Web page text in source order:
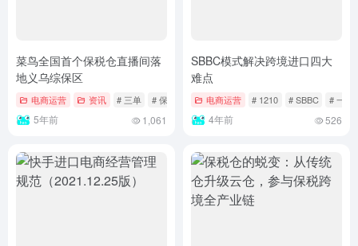
菜鸟全国首个保税仓直播间落
地义乌综保区
电商运营 资讯 # 三单 # 保税仓 # 保税仓直播
5年前 1,061
SBBC模式解决跨境进口四大
难点
电商运营 # 1210 # SBBC # 一线
4年前 526